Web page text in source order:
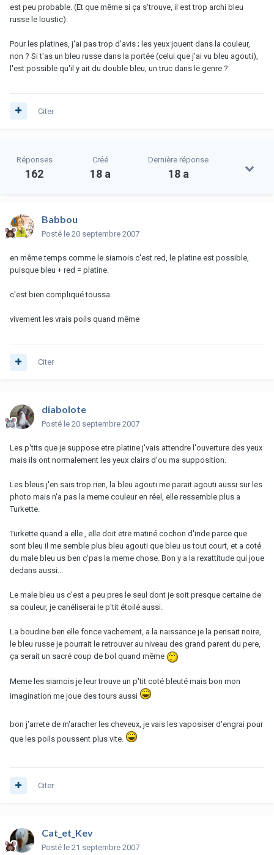
est peu probable. (Et que même si ça s'trouve, il est trop archi bleu
russe le loustic).
Pour les platines, j'ai pas trop d'avis ; les yeux jouent dans la couleur,
non ? Si t'as un bleu russe dans la portée (celui que j'ai vu bleu agouti),
l'est possible qu'il y ait du double bleu, un truc dans le genre ?
Citer
Réponses
162
Créé
18 a
Dernière réponse
18 a
Babbou
Posté le 20 septembre 2007
en même temps comme le siamois c'est red, le platine est possible,
puisque bleu + red = platine.
c'est bien compliqué toussa.
vivement les vrais poils quand même
Citer
diabolote
Posté le 20 septembre 2007
Les p'tits que je suppose etre platine j'vais attendre l'ouverture des yeux
mais ils ont normalement les yeux clairs d'ou ma supposition.
Les bleus j'en sais trop rien, la bleu agouti me parait agouti aussi sur les
photo mais n'a pas la meme couleur en réel, elle ressemble plus a
Turkette.
Turkette quand a elle , elle doit etre matiné cochon d'inde parce que
sont bleu il me semble plus bleu agouti que bleu us tout court, et a coté
du male bleu us ben c'pas la meme chose. Bon y a la rexattitude qui joue
dedans aussi...
Le male bleu us c'est a peu pres le seul dont je soit presque certaine de
sa couleur, je canéliserai le p'tit étoilé aussi.
La boudine ben elle fonce vachement, a la naissance je la pensait noire,
le bleu russe je pourrait le retrouver au niveau des grand parent du pere,
ça serait un sacré coup de bol quand même
Meme les siamois je leur trouve un p'tit coté bleuté mais bon mon
imagination me joue des tours aussi
bon j'arrete de m'aracher les cheveux, je vais les vaposiser d'engrai pour
que les poils poussent plus vite.
Citer
Cat_et_Kev
Posté le 21 septembre 2007